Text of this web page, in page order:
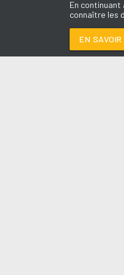
En
connaître les
EN